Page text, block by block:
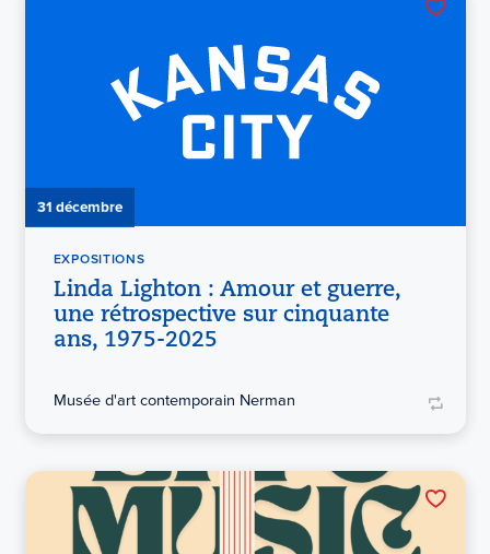
31 décembre
EXPOSITIONS
Linda Lighton : Amour et guerre,
une rétrospective sur cinquante
ans, 1975-2025
Musée d'art contemporain Nerman